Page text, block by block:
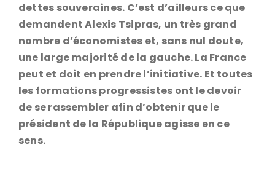
dettes souveraines. C’est d’ailleurs ce que
demandent Alexis Tsipras, un très grand
nombre d’économistes et, sans nul doute,
une large majorité de la gauche. La France
peut et doit en prendre l’initiative. Et toutes
les formations progressistes ont le devoir
de se rassembler afin d’obtenir que le
président de la République agisse en ce
sens.